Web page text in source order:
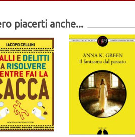
piacerti anche...